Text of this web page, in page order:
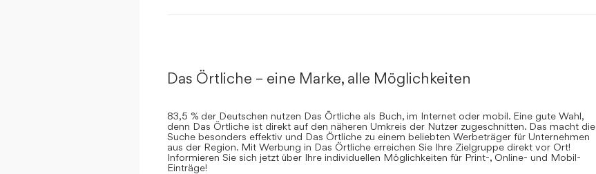
Das Örtliche – eine Marke, alle Möglichkeiten
83,5 % der Deutschen nutzen Das Örtliche als Buch, im Internet oder mobil. Eine gute Wahl,
denn Das Örtliche ist direkt auf den näheren Umkreis der Nutzer zugeschnitten. Das macht die
Suche besonders effektiv und Das Örtliche zu einem beliebten Werbeträger für Unternehmen
aus der Region. Mit Werbung in Das Örtliche erreichen Sie Ihre Zielgruppe direkt vor Ort!
Informieren Sie sich jetzt über Ihre individuellen Möglichkeiten für Print-, Online- und Mobil-
Einträge!